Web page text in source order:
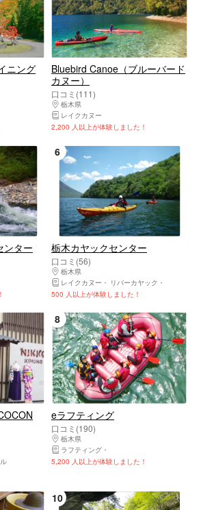
ニング
禅寺湖・霧降高原・鬼怒川温泉
Bluebird Canoe（ブルーバード
カヌー）
口コミ(111)
栃木県
レイクカヌー
2,200 人以上が体験しました！
ンター
禅寺湖・霧降高原・鬼怒川温泉
6
栃木カヤックセンター
口コミ(56)
栃木県
レイクカヌー
リバーカヤック
500 人以上が体験しました！
中禅寺湖・霧降高原・鬼怒川温泉
8
eラフティング
口コミ(190)
栃木県
ラフティング
5,200 人以上が体験しました！
10